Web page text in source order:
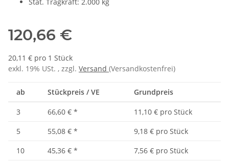
120,66 €
20,11 € pro 1 Stück
exkl. 19% USt. , zzgl. Versand (Versandkostenfrei)
ab Stückpreis / VE Grundpreis
3 66,60 € *
11,10 € pro Stück
5
55,08 € *
9,18 € pro Stück
10
45,36 € *
7,56 € pro Stück